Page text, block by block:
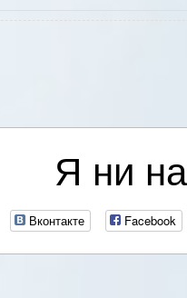
Я ни
Вконтакте Facebook